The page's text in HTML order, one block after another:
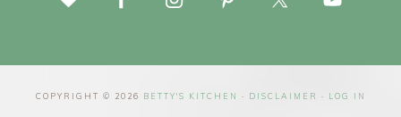
COPYRIGHT © 2026 BETTY'S KITCHEN · DISCLAIMER · LOG IN